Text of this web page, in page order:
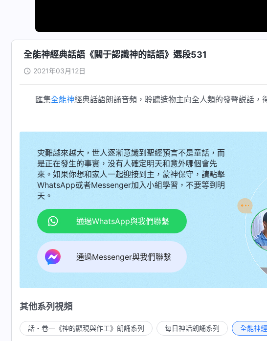
全能神經典話語《關于認識神的話語》選段531
2021年03月12日
匯集全能神經典話語朗誦音頻，聆聽造物主向全人類的發聲説話，
灾難越來越大，世人逐漸意識到聖經預言不是童話，而
是正在發生的事實，没有人確定明天和意外哪個會先
來。如果你想和家人一起迎接到主，蒙神保守，請點擊
WhatsApp或者Messenger加入小組學習，不要等到明
天。
通過WhatsApp與我們聯繫
通過Messenger與我們聯繫
其他系列視頻
話・卷一《神的顯現與作工》朗誦系列 每日神話朗誦系列 全能神